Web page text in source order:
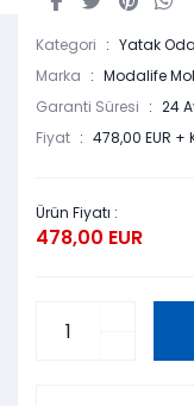
Kategori Yatak
Marka
Modalife
Garanti Süresi
24
Fiyat
478,00 EUR +
Ürün Fiyatı :
478,00 EUR